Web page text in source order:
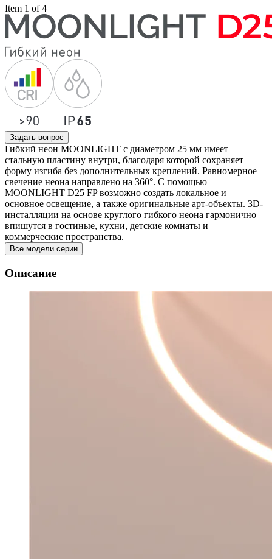
Item 1 of 4
Задать вопрос
Гибкий неон MOONLIGHT с диаметром 25 мм имеет
стальную пластину внутри, благодаря которой сохраняет
форму изгиба без дополнительных креплений. Равномерное
свечение неона направлено на 360°. С помощью
MOONLIGHT D25 FP возможно создать локальное и
основное освещение, а также оригинальные арт-объекты. 3D-
инсталляции на основе круглого гибкого неона гармонично
впишутся в гостиные, кухни, детские комнаты и
коммерческие пространства.
Все модели серии
Описание